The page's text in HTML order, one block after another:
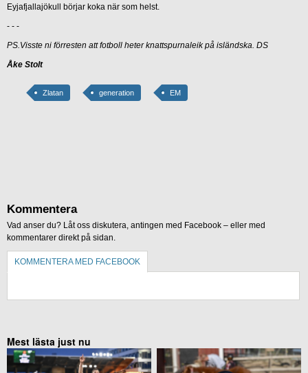
Eyjafjallajökull börjar koka när som helst.
- - -
PS.Visste ni förresten att fotboll heter knattspurnaleik på isländska. DS
Åke Stolt
Zlatan generation EM
Kommentera
Vad anser du? Låt oss diskutera, antingen med Facebook – eller med
kommentarer direkt på sidan.
KOMMENTERA MED FACEBOOK
Mest lästa just nu